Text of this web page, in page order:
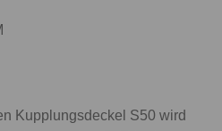
Kupplungsdeckel S50 wird